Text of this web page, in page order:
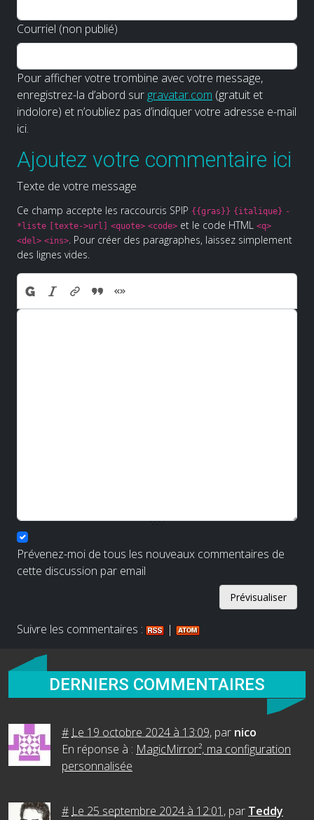
Courriel (non publié)
Pour afficher votre trombine avec votre message,
enregistrez-la d’abord sur gravatar.com (gratuit et
indolore) et n’oubliez pas d’indiquer votre adresse e-mail
ici.
Ajoutez votre commentaire ici
Texte de votre message
Ce champ accepte les raccourcis SPIP {{gras}} {italique} -
*liste [texte->url] <quote> <code> et le code HTML <q>
<del> <ins>. Pour créer des paragraphes, laissez simplement
des lignes vides.
Prévenez-moi de tous les nouveaux commentaires de
cette discussion par email
Suivre les commentaires : |
DERNIERS COMMENTAIRES
# Le 19 octobre 2024 à 13:09, par nico
En réponse à : MagicMirror², ma configuration
personnalisée
# Le 25 septembre 2024 à 12:01 , par Teddy